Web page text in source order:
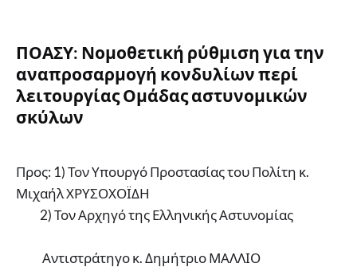
ΠΟΑΣΥ: Νομοθετική ρύθμιση για την
αναπροσαρμογή κονδυλίων περί
λειτουργίας Ομάδας αστυνομικών
σκύλων
Προς: 1) Τον Υπουργό Προστασίας του Πολίτη κ.
Μιχαήλ ΧΡΥΣΟΧΟΪΔΗ
2) Τον Αρχηγό της Ελληνικής Αστυνομίας
Αντιστράτηγο κ. Δημήτριο ΜΑΛΛΙΟ